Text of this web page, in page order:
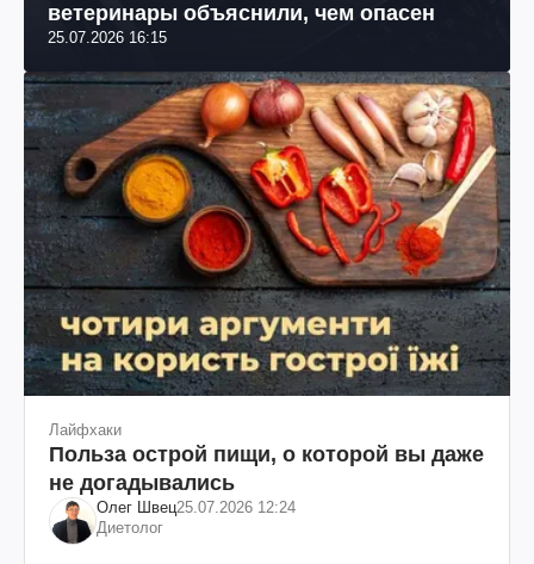
ветеринары объяснили, чем опасен
25.07.2026 16:15
Лайфхаки
Польза острой пищи, о которой вы даже
не догадывались
Олег Швец25.07.2026 12:24
Диетолог